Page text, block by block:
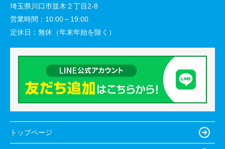
埼玉県川口市並木２丁目2-8
営業時間： 10:00～19:00
定休日： 無休（年末年始を除く）
トップページ